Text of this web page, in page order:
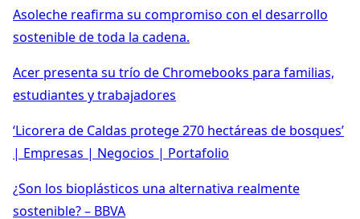
Asoleche reafirma su compromiso con el desarrollo
sostenible de toda la cadena.
Acer presenta su trío de Chromebooks para familias,
estudiantes y trabajadores
‘Licorera de Caldas protege 270 hectáreas de bosques’
| Empresas | Negocios | Portafolio
¿Son los bioplásticos una alternativa realmente
sostenible? – BBVA